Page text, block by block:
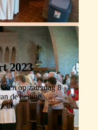
2023
op zaterdag 8
de heilige